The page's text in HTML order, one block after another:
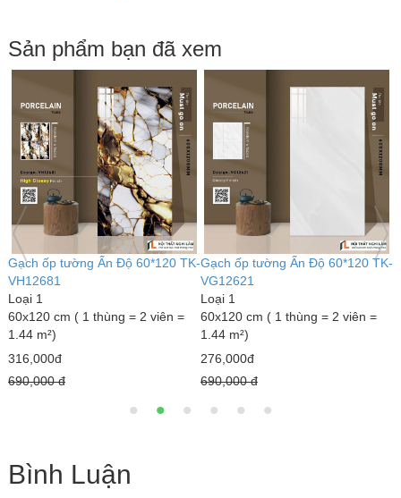
Sản phẩm bạn đã xem
Gạch ốp tường Ấn Độ 60*120 TK-
VG12623
Loại 1
60x120 cm ( 1 thùng = 2 viên =
1.44 m²)
276,000đ
690,000 đ
Gạch lát sân 40x40 4413
Loại 1
40 x 40 cm (Thùng 6 viên = 0,96
m² )
98,000đ
120,000 đ
Bình Luận